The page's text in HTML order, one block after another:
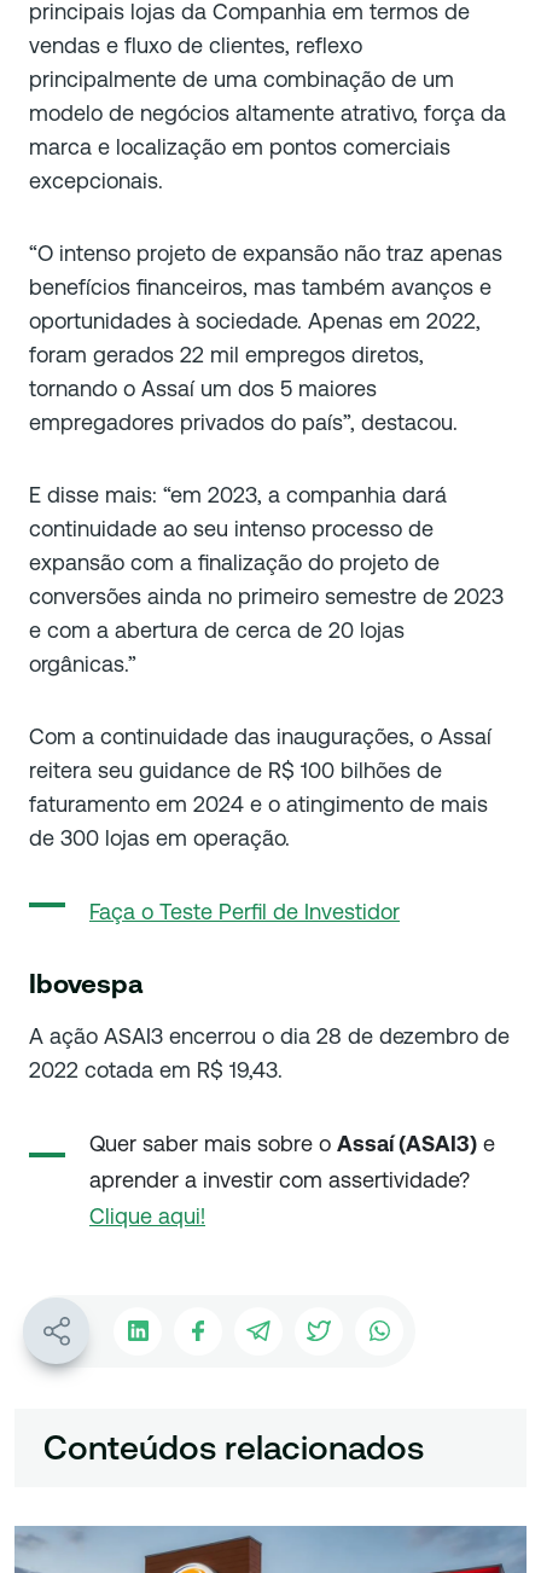
principais lojas da Companhia em termos de
vendas e fluxo de clientes, reflexo
principalmente de uma combinação de um
modelo de negócios altamente atrativo, força da
marca e localização em pontos comerciais
excepcionais.
“O intenso projeto de expansão não traz apenas
benefícios financeiros, mas também avanços e
oportunidades à sociedade. Apenas em 2022,
foram gerados 22 mil empregos diretos,
tornando o Assaí um dos 5 maiores
empregadores privados do país”, destacou.
E disse mais: “em 2023, a companhia dará
continuidade ao seu intenso processo de
expansão com a finalização do projeto de
conversões ainda no primeiro semestre de 2023
e com a abertura de cerca de 20 lojas
orgânicas.”
Com a continuidade das inaugurações, o Assaí
reitera seu guidance de R$ 100 bilhões de
faturamento em 2024 e o atingimento de mais
de 300 lojas em operação.
Faça o Teste Perfil de Investidor
Ibovespa
A ação ASAI3 encerrou o dia 28 de dezembro de
2022 cotada em R$ 19,43.
Quer saber mais sobre o Assaí (ASAI3) e
aprender a investir com assertividade?
Clique aqui!
Conteúdos relacionados